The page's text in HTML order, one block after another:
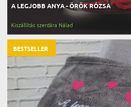
A LEGJOBB ANYA - ÖRÖK RÓZSA
Kiszállítás szerdára Nálad
BESTSELLER